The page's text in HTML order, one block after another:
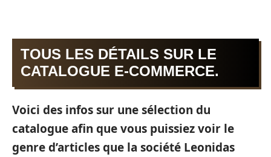
TOUS LES DÉTAILS SUR LE
CATALOGUE E-COMMERCE.
Voici des infos sur une sélection du
catalogue afin que vous puissiez voir le
genre d’articles que la société Leonidas